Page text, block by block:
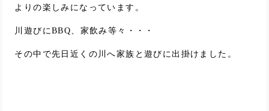
よりの楽しみになっています。
川遊びにBBQ、家飲み等々・・・
その中で先日近くの川へ家族と遊びに出掛けました。